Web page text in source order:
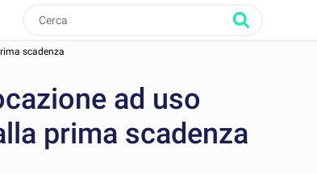
scadenza
ad uso
prima scadenza